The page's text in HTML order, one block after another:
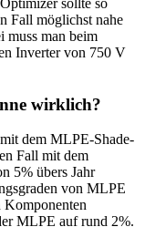
Fall möglichst nahe
muss man beim
Inverter von 750 V
wirklich?
dem MLPE-Shade-
Fall mit dem
5% übers Jahr
von MLPE
Komponenten
MLPE auf rund 2%.